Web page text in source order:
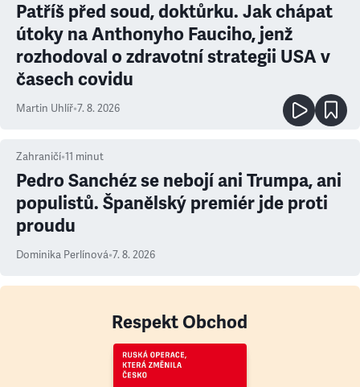
Patříš před soud, doktůrku. Jak chápat
útoky na Anthonyho Fauciho, jenž
rozhodoval o zdravotní strategii USA v
časech covidu
Martin Uhlíř•7. 8. 2026
Zahraničí•11 minut
Pedro Sanchéz se nebojí ani Trumpa, ani
populistů. Španělský premiér jde proti
proudu
Dominika Perlínová•7. 8. 2026
Respekt Obchod